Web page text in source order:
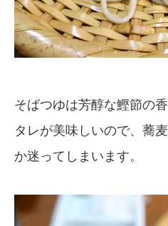
そばつゆは芳醇な鰹節の
タレが美味しいので、蕎
か迷ってしまいます。